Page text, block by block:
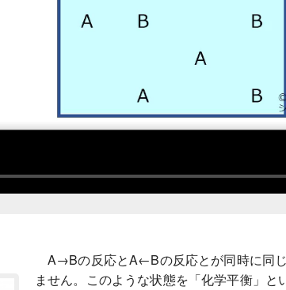
A→Bの反応とA←Bの反応とが同時に同
ません。このような状態を「化学平衡」